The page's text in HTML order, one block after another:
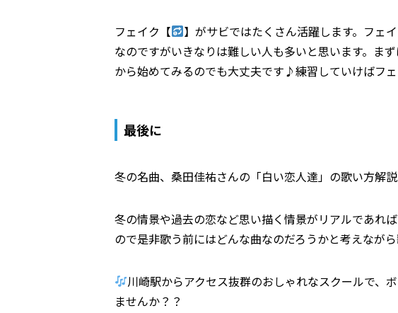
フェイク【
】がサビではたくさん活躍します。フェ
なのですがいきなりは難しい人も多いと思います。ま
から始めてみるのでも大丈夫です♪練習していけばフ
最後に
冬の名曲、桑田佳祐さんの「白い恋人達」の歌い方解
冬の情景や過去の恋など思い描く情景がリアルであれ
ので是非歌う前にはどんな曲なのだろうかと考えなが
川崎駅からアクセス抜群のおしゃれなスクールで、
ませんか？？